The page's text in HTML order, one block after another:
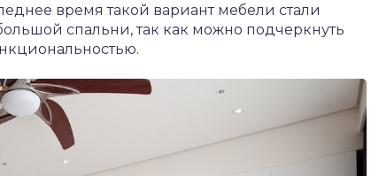
время такой вариант мебели стали
спальни, так как можно подчеркнуть